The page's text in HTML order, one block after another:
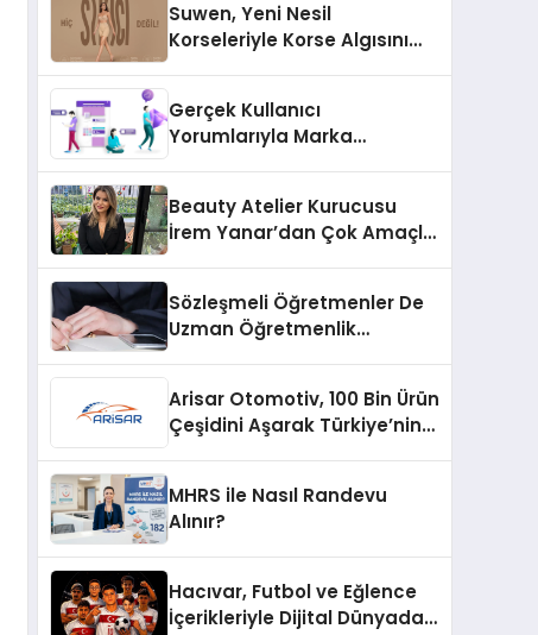
Suwen, Yeni Nesil
Korseleriyle Korse Algısını
Gerçek Kullanıcı
Yorumlarıyla Marka
Beauty Atelier Kurucusu
İrem Yanar’dan Çok Amaçlı
Sözleşmeli Öğretmenler De
Uzman Öğretmenlik
Arisar Otomotiv, 100 Bin Ürün
Çeşidini Aşarak Türkiye’nin
Platformlarından Biri Oldu
MHRS ile Nasıl Randevu
Alınır?
Hacıvar, Futbol ve Eğlence
İçerikleriyle Dijital Dünyada